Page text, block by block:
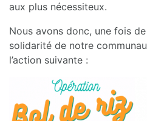
aux plus nécessiteux.
Nous avons donc, une fois
solidarité de notre
l’action suivante :